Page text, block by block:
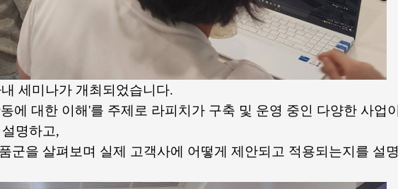
세미나가 개최되었습니다.
에 대한 이해'를 주제로 라피치가 구축 및 운영 중인 다양한 사업
명하고,
군을 살펴보며 실제 고객사에 어떻게 제안되고 적용되는지를 설